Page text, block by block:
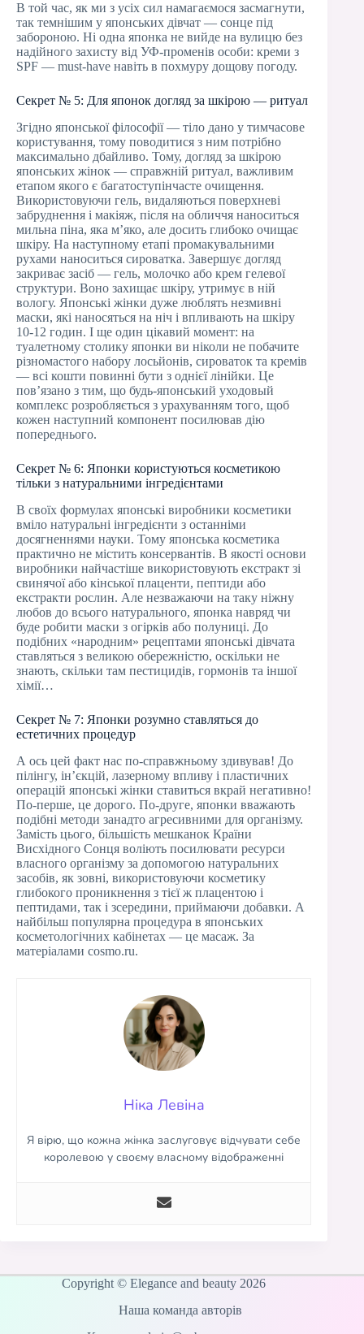
В той час, як ми з усіх сил намагаємося засмагнути,
так темнішим у японських дівчат — сонце під
забороною. Ні одна японка не вийде на вулицю без
надійного захисту від УФ-променів особи: креми з
SPF — must-have навіть в похмуру дощову погоду.
Секрет № 5: Для японок догляд за шкірою — ритуал
Згідно японської філософії — тіло дано у тимчасове
користування, тому поводитися з ним потрібно
максимально дбайливо. Тому, догляд за шкірою
японських жінок — справжній ритуал, важливим
етапом якого є багатоступінчасте очищення.
Використовуючи гель, видаляються поверхневі
забруднення і макіяж, після на обличчя наноситься
мильна піна, яка м’яко, але досить глибоко очищає
шкіру. На наступному етапі промакувальними
рухами наноситься сироватка. Завершує догляд
закриває засіб — гель, молочко або крем гелевої
структури. Воно захищає шкіру, утримує в ній
вологу. Японські жінки дуже люблять незмивні
маски, які наносяться на ніч і впливають на шкіру
10-12 годин. І ще один цікавий момент: на
туалетному столику японки ви ніколи не побачите
різномастого набору лосьйонів, сироваток та кремів
— всі кошти повинні бути з однієї лінійки. Це
пов’язано з тим, що будь-японський уходовый
комплекс розробляється з урахуванням того, щоб
кожен наступний компонент посилював дію
попереднього.
Секрет № 6: Японки користуються косметикою
тільки з натуральними інгредієнтами
В своїх формулах японські виробники косметики
вміло натуральні інгредієнти з останніми
досягненнями науки. Тому японська косметика
практично не містить консервантів. В якості основи
виробники найчастіше використовують екстракт зі
свинячої або кінської плаценти, пептиди або
екстракти рослин. Але незважаючи на таку ніжну
любов до всього натурального, японка навряд чи
буде робити маски з огірків або полуниці. До
подібних «народним» рецептами японські дівчата
ставляться з великою обережністю, оскільки не
знають, скільки там пестицидів, гормонів та іншої
хімії…
Секрет № 7: Японки розумно ставляться до
естетичних процедур
А ось цей факт нас по‑справжньому здивував! До
пілінгу, ін’єкцій, лазерному впливу і пластичних
операцій японські жінки ставиться вкрай негативно!
По‑перше, це дорого. По‑друге, японки вважають
подібні методи занадто агресивними для організму.
Замість цього, більшість мешканок Країни
Висхідного Сонця воліють посилювати ресурси
власного організму за допомогою натуральних
засобів, як зовні, використовуючи косметику
глибокого проникнення з тієї ж плацентою і
пептидами, так і зсередини, приймаючи добавки. А
найбільш популярна процедура в японських
косметологічних кабінетах — це масаж. За
матеріалами cosmo.ru.
Ніка Левіна
Я вірю, що кожна жінка заслуговує відчувати себе
королевою у своєму власному відображенні
Copyright © Elegance and beauty 2026
Наша команда авторів